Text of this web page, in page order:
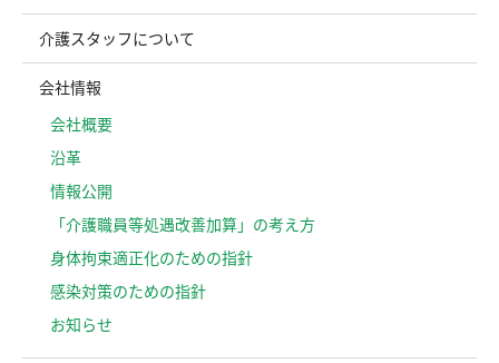
介護スタッフについて
会社情報
会社概要
沿革
情報公開
「介護職員等処遇改善加算」の考え方
⾝体拘束適正化のための指針
感染対策のための指針
お知らせ